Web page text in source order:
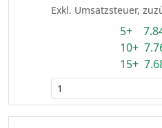
Exkl. Umsatzsteuer,
5+
10+
15+